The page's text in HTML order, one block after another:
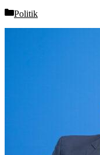
Categories
Politik